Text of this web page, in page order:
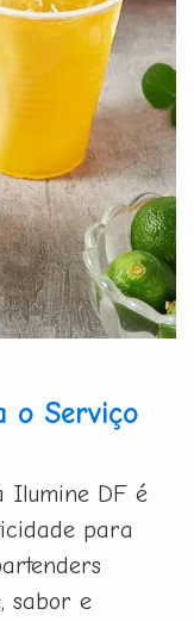
o Serviço
Ilumine DF é
para
sabor e